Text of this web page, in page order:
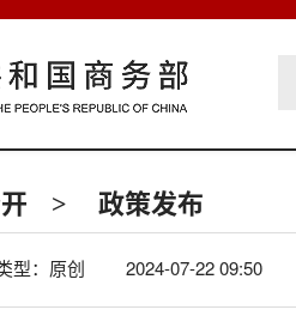
> 政策发布
型：原创 2024-07-22 09:50